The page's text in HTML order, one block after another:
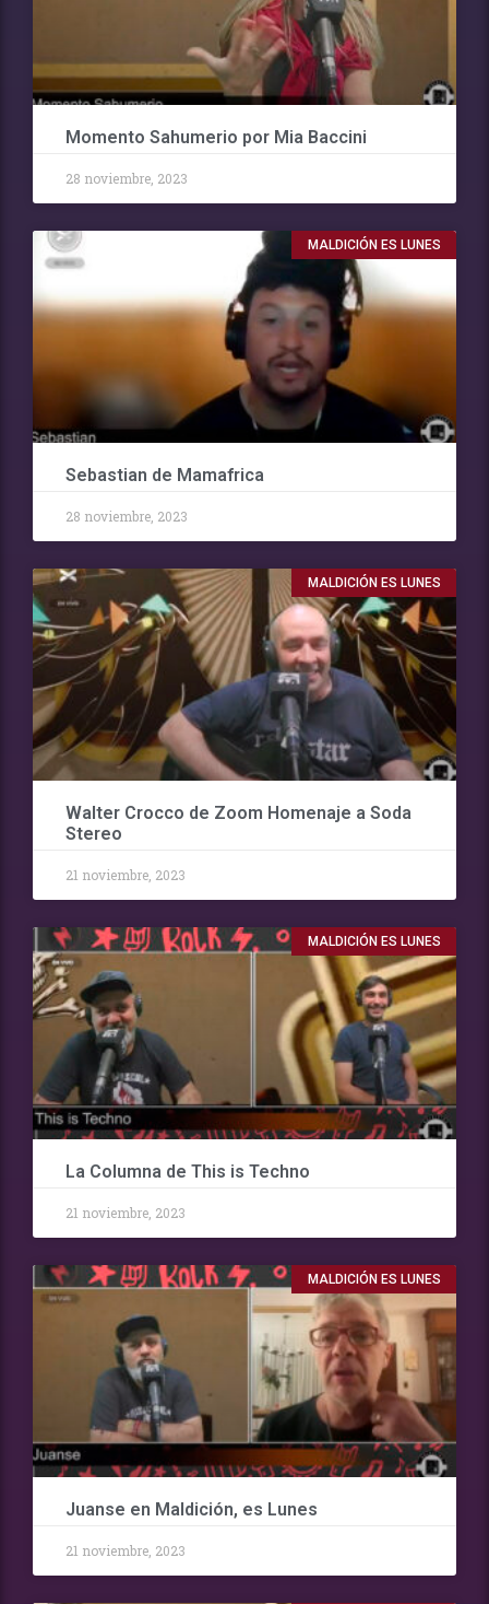
Momento Sahumerio por Mia Baccini
28 noviembre, 2023
MALDICIÓN ES LUNES
Sebastian de Mamafrica
28 noviembre, 2023
MALDICIÓN ES LUNES
Walter Crocco de Zoom Homenaje a Soda
Stereo
21 noviembre, 2023
MALDICIÓN ES LUNES
La Columna de This is Techno
21 noviembre, 2023
MALDICIÓN ES LUNES
Juanse en Maldición, es Lunes
21 noviembre, 2023